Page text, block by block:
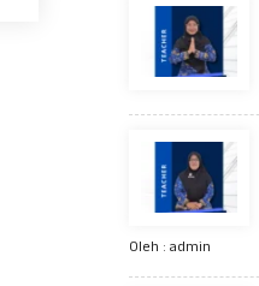
Oleh : admin